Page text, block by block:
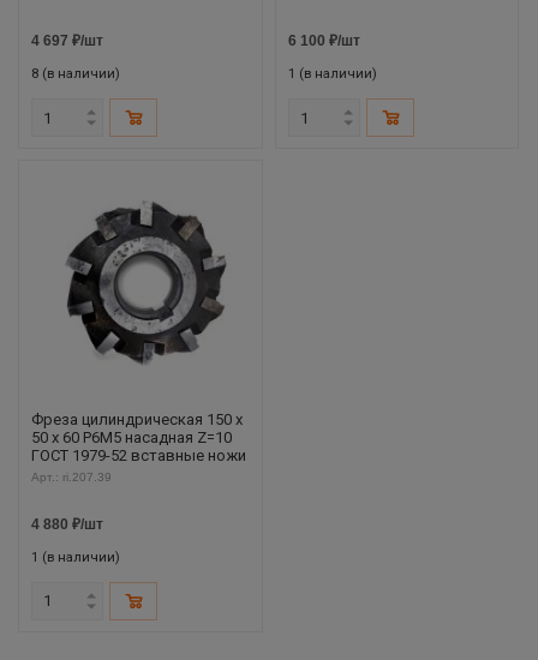
4 697 ₽/шт
8 (в наличии)
6 100 ₽/шт
1 (в наличии)
Фреза цилиндрическая 150 х
50 х 60 Р6М5 насадная Z=10
ГОСТ 1979-52 вставные ножи
Арт.: ri.207.39
4 880 ₽/шт
1 (в наличии)